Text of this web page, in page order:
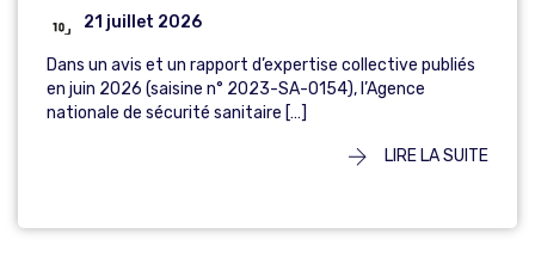
21 juillet 2026
Dans un avis et un rapport d’expertise collective publiés
en juin 2026 (saisine n° 2023-SA-0154), l’Agence
nationale de sécurité sanitaire […]
LIRE LA SUITE